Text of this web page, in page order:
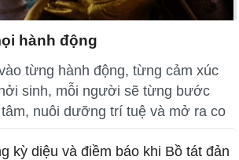
hành động
từng hành động, từng cảm xúc
sinh, mỗi người sẽ từng bước
nuôi dưỡng trí tuệ và mở ra co
kỳ diệu và điềm báo khi Bồ tát đản